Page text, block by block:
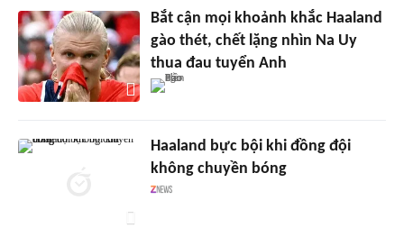
Bắt cận mọi khoảnh khắc Haaland
gào thét, chết lặng nhìn Na Uy
thua đau tuyển Anh
Haaland bực bội khi đồng đội
không chuyền bóng